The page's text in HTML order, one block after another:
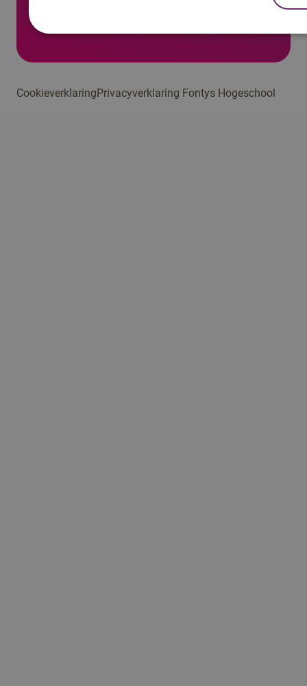
CookieverklaringPrivacyverklaring Fontys Hogeschool